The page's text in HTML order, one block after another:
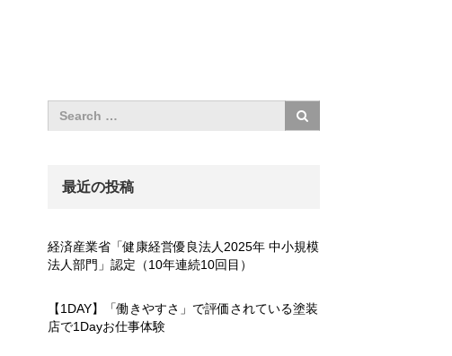
最近の投稿
経済産業省「健康経営優良法人2025年 中小規模
法人部門」認定（10年連続10回目）
【1DAY】「働きやすさ」で評価されている塗装
店で1Dayお仕事体験